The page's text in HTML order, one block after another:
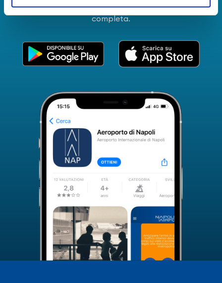
all'Aeroporto di Napoli ancora più coinvolgente e
completa.